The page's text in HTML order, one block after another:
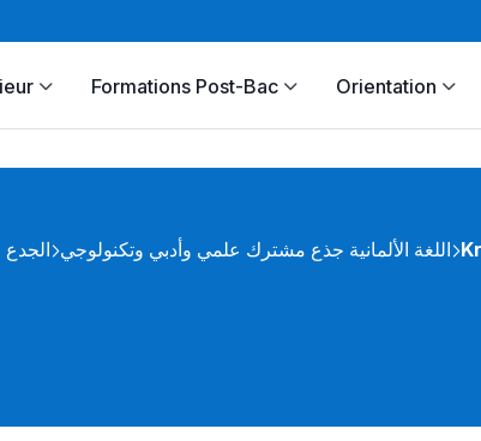
Formations Post-Bac Orientation
اللغة الألمانية جذع مشترك علمي وأدبي وتكنولوجي